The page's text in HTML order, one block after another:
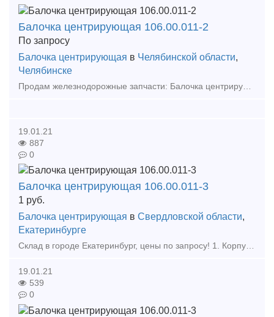
Балочка центрирующая 106.00.011-2
По запросу
Балочка центрирующая в Челябинской области,
Челябинске
19.01.21
887
0
Балочка центрирующая 106.00.011-3
1 руб.
Балочка центрирующая в Свердловской области,
Екатеринбурге
Склад в городе Екатеринбург, цены по запросу! 1. Корпус Буксы (Восстановленный ) 2. Крышка крепительная 3. Лабиринтное кольцо 4. Штуцер 4370 6. Штуцер 190.02А 7. Ручка ра
19.01.21
539
0